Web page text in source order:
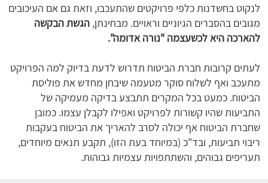
לנקוט בחשדנות כלפי פרויקטים שהתעכבו, וזאת גם אם העיכובים
מגובים בהסברים הגיוניים וראויים. מבחינתן,הגשת הבקשה
להארכה היא לכשעצמה "נורה אדומה".
לעתים קרובות חברת הביטוח תדרוש לדעת בדיוק למה הפרויקט
מתעכב ואף לשלוח סוקר מטעמה שיבחן מחדש את פוליסת
הביטוח. כמעט בכל המקרים תתבצע בדיקה מעמיקה של
התביעות שהיו קשורות לפרויקט ואפילו לקבלן עצמו. כמובן
שחברת הביטוח אף יכולה לסרב להאריך את הביטוח בעקבות
ריבוי תביעות, ובד"כ (במיוחד בעת הזו), תקבע תנאים מיוחדים,
תעריפים גבוהים, והשתתפויות עצמיות גבוהות.